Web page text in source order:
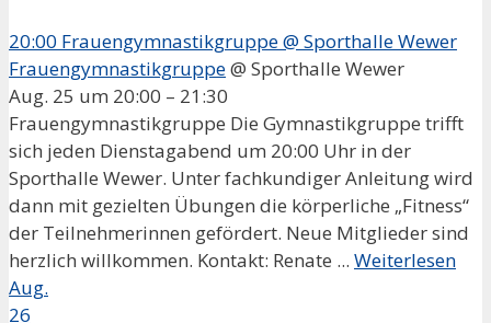
20:00 Frauengymnastikgruppe@ Sporthalle Wewer
Frauengymnastikgruppe@ Sporthalle Wewer
Aug. 25 um 20:00 – 21:30
Frauengymnastikgruppe Die Gymnastikgruppe trifft
sich jeden Dienstagabend um 20:00 Uhr in der
Sporthalle Wewer. Unter fachkundiger Anleitung wird
dann mit gezielten Übungen die körperliche „Fitness“
der Teilnehmerinnen gefördert. Neue Mitglieder sind
herzlich willkommen. Kontakt: Renate ... Weiterlesen
Aug.
26